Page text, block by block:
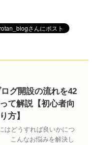
グ開設の流れを42
て解説【初心者向
方】
はどうすれば良いかにつ
こんなお悩みを解決し